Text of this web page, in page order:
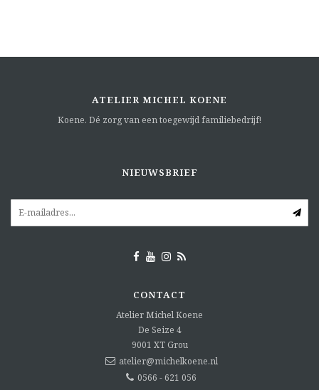
ATELIER MICHEL KOENE
Koene. Dé zorg van een toegewijd familiebedrijf!
NIEUWSBRIEF
CONTACT
Atelier Michel Koene
De Seize 4
9001 XT Grou
atelier@michelkoene.nl
0566 - 621 056